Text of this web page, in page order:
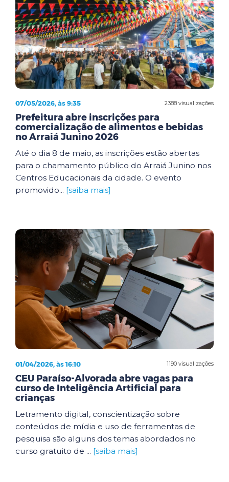
2388 visualizações
07/05/2026, às 9:35
Prefeitura abre inscrições para
comercialização de alimentos e bebidas
no Arraiá Junino 2026
Até o dia 8 de maio, as inscrições estão abertas
para o chamamento público do Arraiá Junino nos
Centros Educacionais da cidade. O evento
promovido... [saiba mais]
1190 visualizações
01/04/2026, às 16:10
CEU Paraíso-Alvorada abre vagas para
curso de Inteligência Artificial para
crianças
Letramento digital, conscientização sobre
conteúdos de mídia e uso de ferramentas de
pesquisa são alguns dos temas abordados no
curso gratuito de ... [saiba mais]